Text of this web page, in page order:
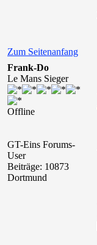
Zum Seitenanfang
Frank-Do
Le Mans Sieger
Offline
GT-Eins Forums-
User
Beiträge: 10873
Dortmund